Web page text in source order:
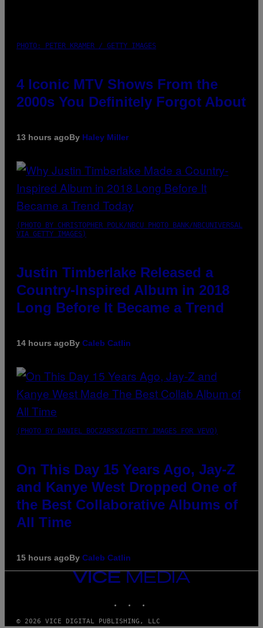
PHOTO: PETER KRAMER / GETTY IMAGES
4 Iconic MTV Shows From the
2000s You Definitely Forgot About
13 hours agoBy Haley Miller
(PHOTO BY CHRISTOPHER POLK/NBCU PHOTO BANK/NBCUNIVERSAL
VIA GETTY IMAGES)
Justin Timberlake Released a
Country-Inspired Album in 2018
Long Before It Became a Trend
14 hours agoBy Caleb Catlin
(PHOTO BY DANIEL BOCZARSKI/GETTY IMAGES FOR VEVO)
On This Day 15 Years Ago, Jay-Z
and Kanye West Dropped One of
the Best Collaborative Albums of
All Time
15 hours agoBy Caleb Catlin
VICE
© 2026 VICE DIGITAL PUBLISHING, LLC